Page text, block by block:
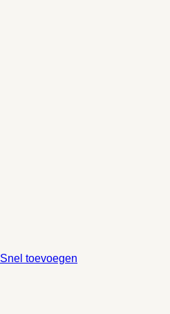
Snel toevoegen